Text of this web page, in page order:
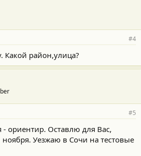
#4
Какой район,улица?
#5
- ориентир. Оставлю для Вас,
Уезжаю в Сочи на тестовые